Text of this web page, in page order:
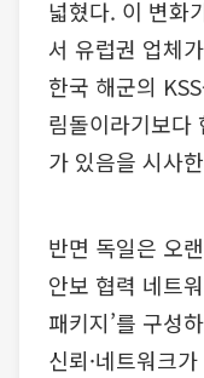
넓혔다. 이 변화
서 유럽권 업체
한국 해군의
림돌이라기보다
가 있음을 시사
반면 독일은 오
안보 협력 네트
패키지’를 구성
신뢰·네트워크